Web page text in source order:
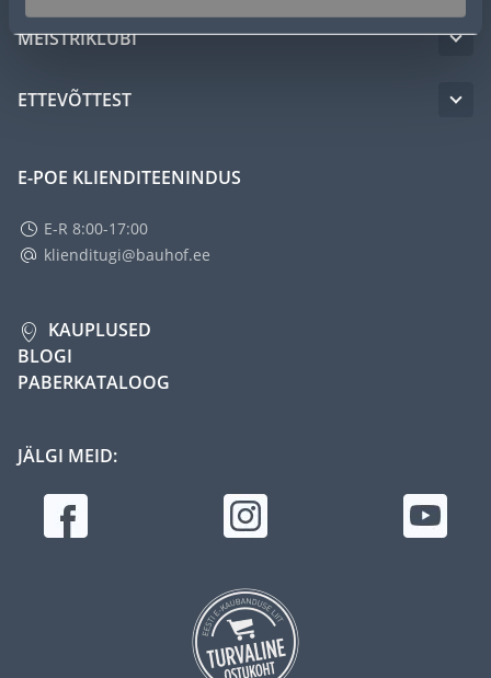
MEISTRIKLUBI
ETTEVÕTTEST
E-POE KLIENDITEENINDUS
E-R 8:00-17:00
klienditugi@bauhof.ee
KAUPLUSED
BLOGI
PABERKATALOOG
JÄLGI MEID: